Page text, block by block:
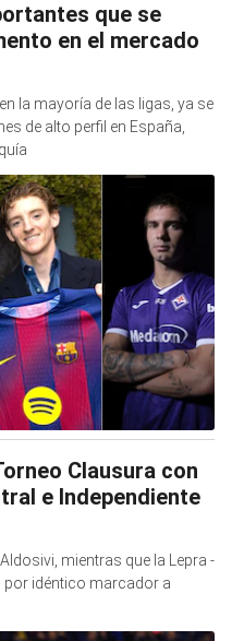
que se
en el mercado
la mayoría de las ligas, ya se
de alto perfil en España,
Clausura con
e Independiente
mientras que la Lepra -
por idéntico marcador a